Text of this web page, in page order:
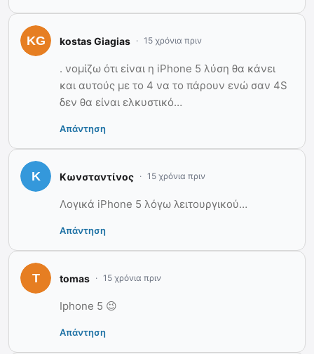
kostas Giagias 15 χρόνια πριν
. νομίζω ότι είναι η iPhone 5 λύση θα κάνει
και αυτούς με το 4 να το πάρουν ενώ σαν 4S
δεν θα είναι ελκυστικό…
Απάντηση
Κωνσταντίνος 15 χρόνια πριν
Λογικά iPhone 5 λόγω λειτουργικού…
Απάντηση
tomas 15 χρόνια πριν
Iphone 5 😉
Απάντηση